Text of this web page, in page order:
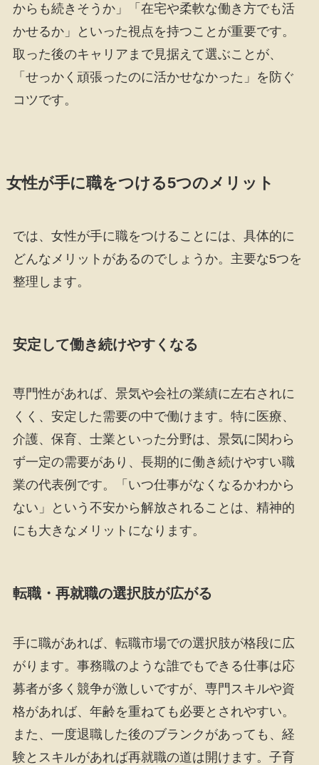
からも続きそうか」「在宅や柔軟な働き方でも活
かせるか」といった視点を持つことが重要です。
取った後のキャリアまで見据えて選ぶことが、
「せっかく頑張ったのに活かせなかった」を防ぐ
コツです。
女性が手に職をつける5つのメリット
では、女性が手に職をつけることには、具体的に
どんなメリットがあるのでしょうか。主要な5つを
整理します。
安定して働き続けやすくなる
専門性があれば、景気や会社の業績に左右されに
くく、安定した需要の中で働けます。特に医療、
介護、保育、士業といった分野は、景気に関わら
ず一定の需要があり、長期的に働き続けやすい職
業の代表例です。「いつ仕事がなくなるかわから
ない」という不安から解放されることは、精神的
にも大きなメリットになります。
転職・再就職の選択肢が広がる
手に職があれば、転職市場での選択肢が格段に広
がります。事務職のような誰でもできる仕事は応
募者が多く競争が激しいですが、専門スキルや資
格があれば、年齢を重ねても必要とされやすい。
また、一度退職した後のブランクがあっても、経
験とスキルがあれば再就職の道は開けます。子育